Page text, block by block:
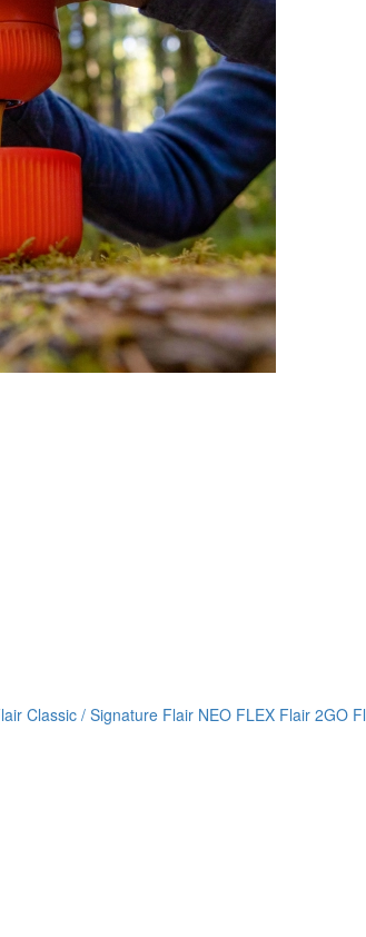
Classic / Signature Flair NEO FLEX Flair 2GO